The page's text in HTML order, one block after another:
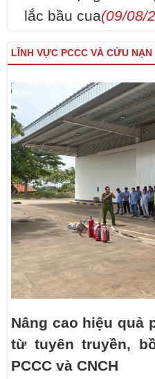
lắc bầu cua(09/08/
LĨNH VỰC PCCC VÀ CỨU
Nâng cao hiệu quả
từ tuyên truyền,
PCCC và CNCH